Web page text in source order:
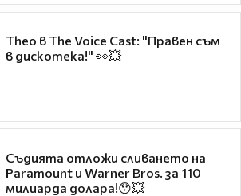
Theo в The Voice Cast: "Правен съм
в дискотека!" 👀💥
Съдията отложи сливането на
Paramount и Warner Bros. за 110
милиарда долара!😯💥